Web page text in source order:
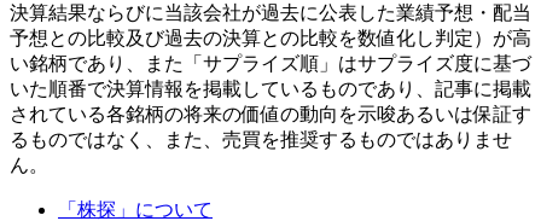
決算結果ならびに当該会社が過去に公表した業績予想・配当
予想との比較及び過去の決算との比較を数値化し判定）が高
い銘柄であり、また「サプライズ順」はサプライズ度に基づ
いた順番で決算情報を掲載しているものであり、記事に掲載
されている各銘柄の将来の価値の動向を示唆あるいは保証す
るものではなく、また、売買を推奨するものではありませ
ん。
「株探」について